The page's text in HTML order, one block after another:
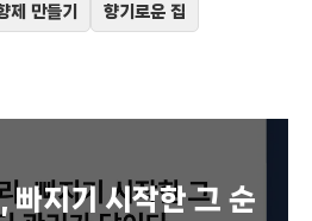
제 만들기 향기로운 집
빠지기 시작한 그 순